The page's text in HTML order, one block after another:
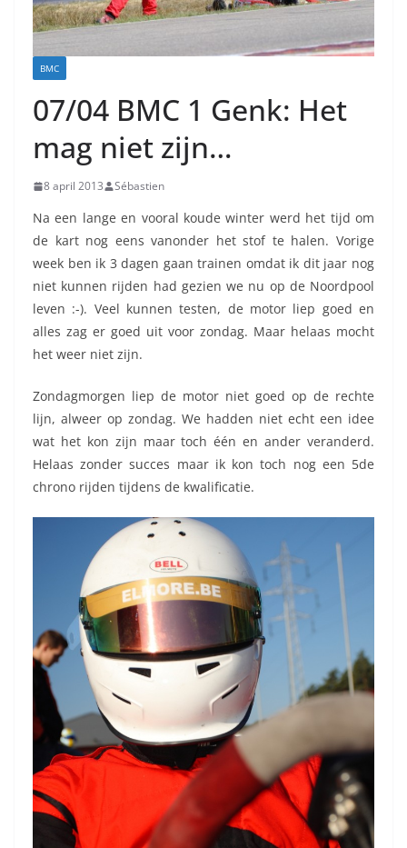
BMC
07/04 BMC 1 Genk: Het
mag niet zijn…
8 april 2013 Sébastien
Na een lange en vooral koude winter werd het tijd om
de kart nog eens vanonder het stof te halen. Vorige
week ben ik 3 dagen gaan trainen omdat ik dit jaar nog
niet kunnen rijden had gezien we nu op de Noordpool
leven :-). Veel kunnen testen, de motor liep goed en
alles zag er goed uit voor zondag. Maar helaas mocht
het weer niet zijn.
Zondagmorgen liep de motor niet goed op de rechte
lijn, alweer op zondag. We hadden niet echt een idee
wat het kon zijn maar toch één en ander veranderd.
Helaas zonder succes maar ik kon toch nog een 5de
chrono rijden tijdens de kwalificatie.